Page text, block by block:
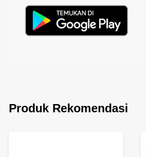
Produk Rekomendasi